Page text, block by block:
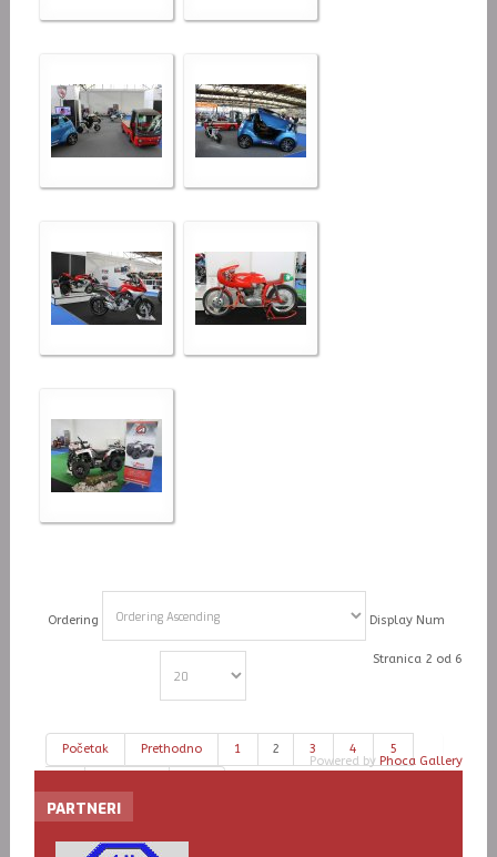
Ordering Display Num
Stranica 2 od 6
Početak Prethodno 1 2 3 4 5
Powered by Phoca Gallery
PARTNERI